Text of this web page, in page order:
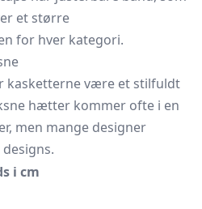
et større
for hver kategori.
kasketterne være et stilfuldt
hætter kommer ofte i en
men mange designer
i cm